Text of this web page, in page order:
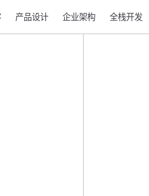
产品设计 企业架构 全栈开发